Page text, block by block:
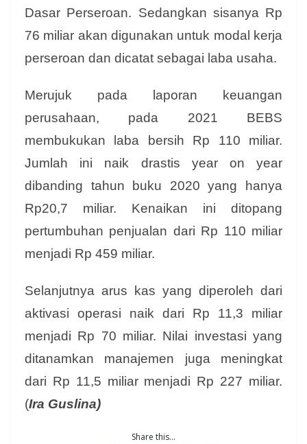
Dasar Perseroan. Sedangkan sisanya Rp
76 miliar akan digunakan untuk modal kerja
perseroan dan dicatat sebagai laba usaha.
Merujuk pada laporan keuangan
perusahaan, pada 2021 BEBS
membukukan laba bersih Rp 110 miliar.
Jumlah ini naik drastis year on year
dibanding tahun buku 2020 yang hanya
Rp20,7 miliar. Kenaikan ini ditopang
pertumbuhan penjualan dari Rp 110 miliar
menjadi Rp 459 miliar.
Selanjutnya arus kas yang diperoleh dari
aktivasi operasi naik dari Rp 11,3 miliar
menjadi Rp 70 miliar. Nilai investasi yang
ditanamkan manajemen juga meningkat
dari Rp 11,5 miliar menjadi Rp 227 miliar.
(Ira Guslina)
Share this...